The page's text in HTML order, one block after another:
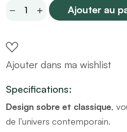
en
tissus
90x190
vendu
avec
Ajouter au
Ajouter dans ma wishlist
Specifications:
Design sobre et classique,
de l’univers contemporain.